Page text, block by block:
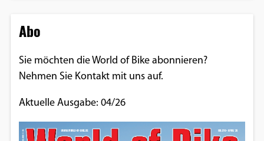
Abo
Sie möchten die World of Bike abonnieren?
Nehmen Sie Kontakt mit uns auf.
Aktuelle Ausgabe: 04/26